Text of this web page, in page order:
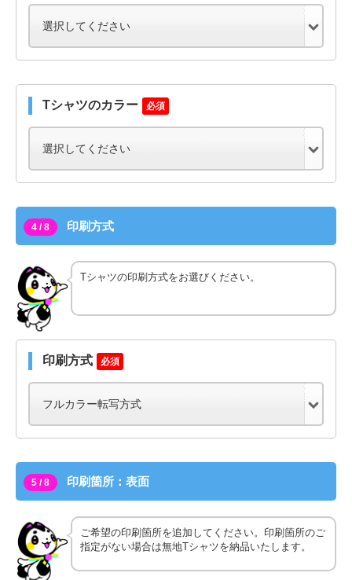
Tシャツのカラー 必須
4 / 8 印刷方式
Tシャツの印刷方式をお選びください。
印刷方式 必須
5 / 8 印刷箇所：表面
ご希望の印刷箇所を追加してください。印刷箇所のご
指定がない場合は無地Tシャツを納品いたします。